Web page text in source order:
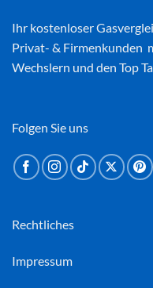
Ihr kostenloser
Privat- & Firmenkunden
Wechslern und den Top
Rechtliches
Impressum
Folgen Sie uns